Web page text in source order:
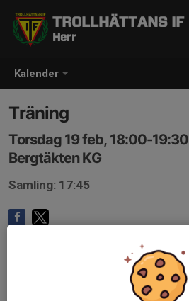
Kalender
TROLLHÄTTANS IF
Herr
Träning
Torsdag 19 feb, 18:00-19:30
Bergtäkten KG
Samling: 17:45